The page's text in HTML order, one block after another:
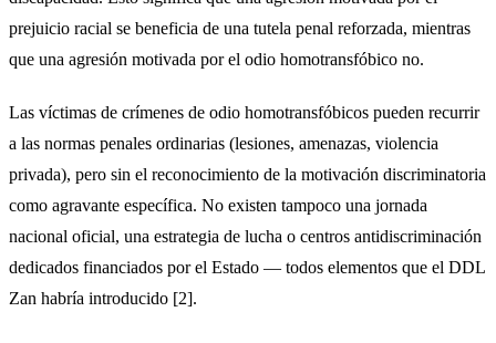
prejuicio racial se beneficia de una tutela penal reforzada, mientras
que una agresión motivada por el odio homotransfóbico no.
Las víctimas de crímenes de odio homotransfóbicos pueden recurrir
a las normas penales ordinarias (lesiones, amenazas, violencia
privada), pero sin el reconocimiento de la motivación discriminatoria
como agravante específica. No existen tampoco una jornada
nacional oficial, una estrategia de lucha o centros antidiscriminación
dedicados financiados por el Estado — todos elementos que el DDL
Zan habría introducido [2].